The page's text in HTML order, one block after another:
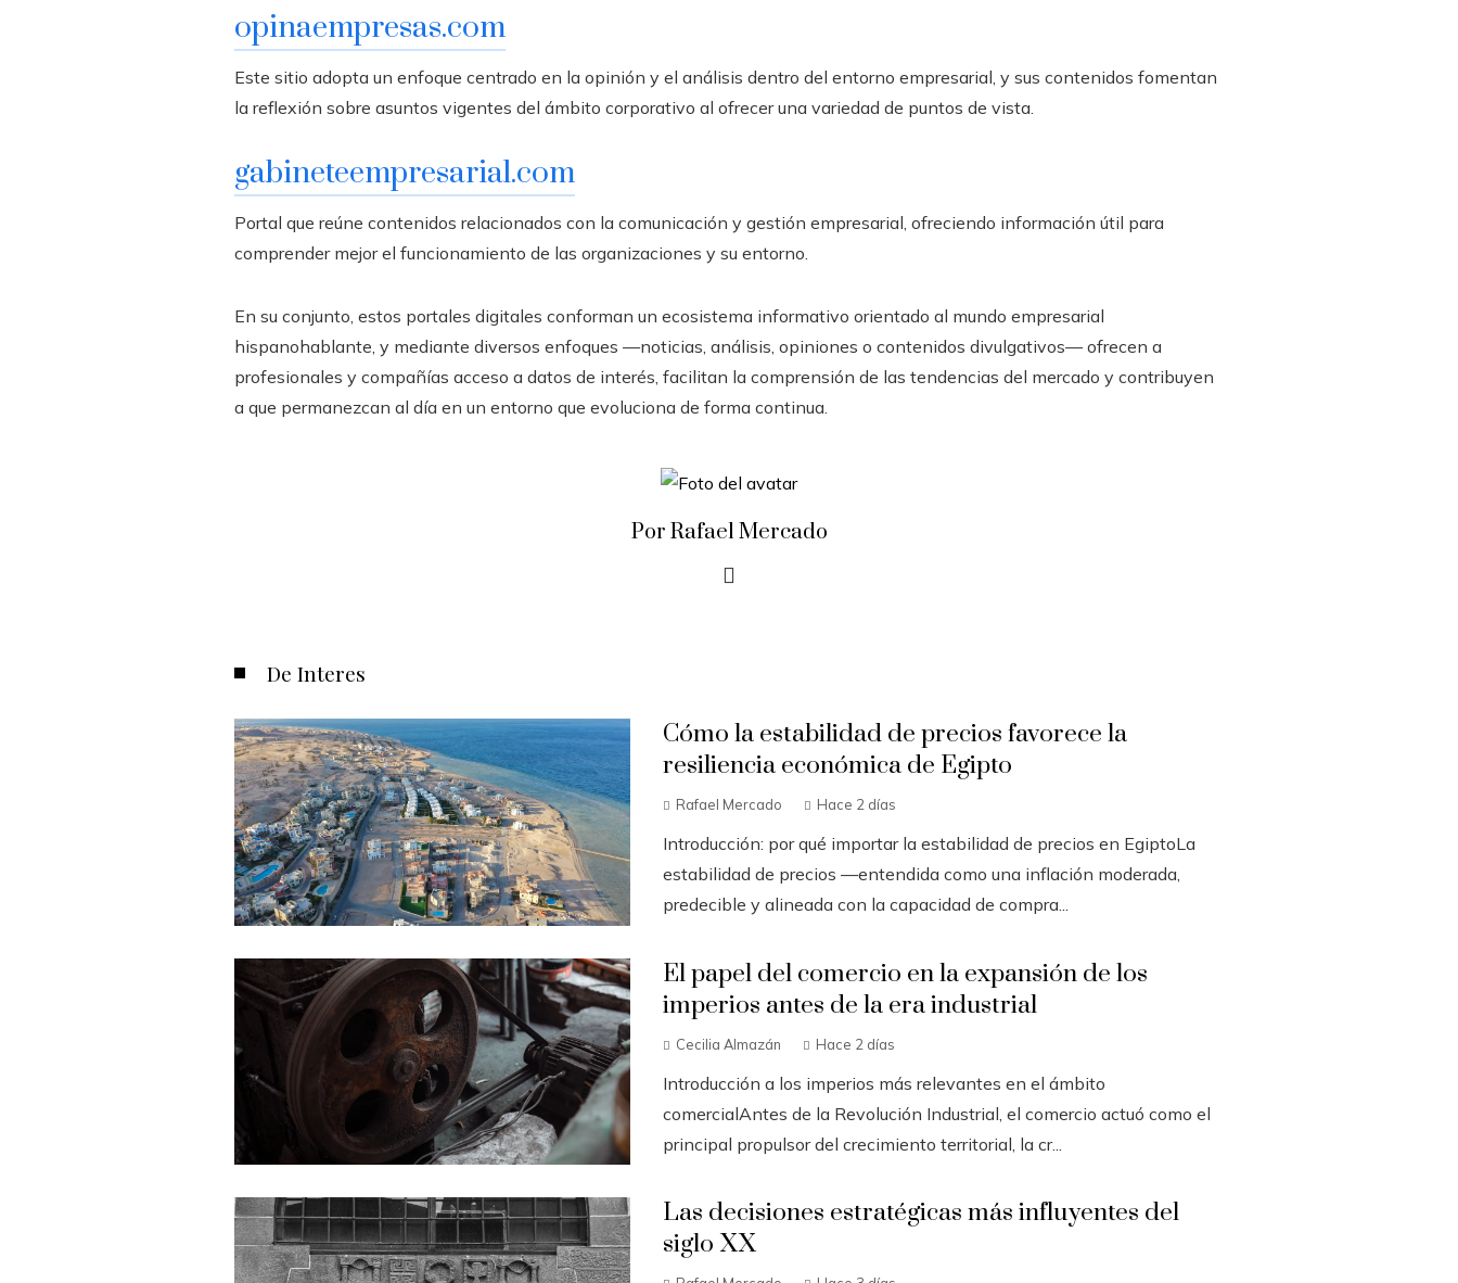
opinaempresas.com
Este sitio adopta un enfoque centrado en la opinión y el análisis dentro del entorno empresarial, y sus contenidos fomentan
la reflexión sobre asuntos vigentes del ámbito corporativo al ofrecer una variedad de puntos de vista.
gabineteempresarial.com
Portal que reúne contenidos relacionados con la comunicación y gestión empresarial, ofreciendo información útil para
comprender mejor el funcionamiento de las organizaciones y su entorno.
En su conjunto, estos portales digitales conforman un ecosistema informativo orientado al mundo empresarial
hispanohablante, y mediante diversos enfoques —noticias, análisis, opiniones o contenidos divulgativos— ofrecen a
profesionales y compañías acceso a datos de interés, facilitan la comprensión de las tendencias del mercado y contribuyen
a que permanezcan al día en un entorno que evoluciona de forma continua.
Por Rafael Mercado
De Interes
Cómo la estabilidad de precios favorece la
resiliencia económica de Egipto
Rafael Mercado Hace 2 días
Introducción: por qué importar la estabilidad de precios en EgiptoLa
estabilidad de precios —entendida como una inflación moderada,
predecible y alineada con la capacidad de compra...
El papel del comercio en la expansión de los
imperios antes de la era industrial
Cecilia Almazán Hace 2 días
Introducción a los imperios más relevantes en el ámbito
comercialAntes de la Revolución Industrial, el comercio actuó como el
principal propulsor del crecimiento territorial, la cr...
Las decisiones estratégicas más influyentes del
siglo XX